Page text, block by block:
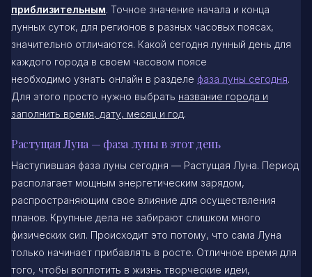
приблизительным. Точное значение начала и конца
лунных суток, для регионов в разных часовых поясах,
значительно отличаются. Какой сегодня лунный день для
каждого города в своем часовом поясе
необходимо узнать онлайн в разделе фаза луны сегодня.
Для этого просто нужно выбрать название города и
заполнить время, дату, месяц и год.
Растущая Луна — фаза луны в этот день
Наступившая фаза луны сегодня — Растущая Луна. Период
располагает мощным энергетическим зарядом,
распространяющим свое влияние для осуществления
планов. Крупные дела не забирают слишком много
физических сил. Происходит это потому, что сама Луна
только начинает прибавлять в росте. Отличное время для
того, чтобы воплотить в жизнь творческие идеи,